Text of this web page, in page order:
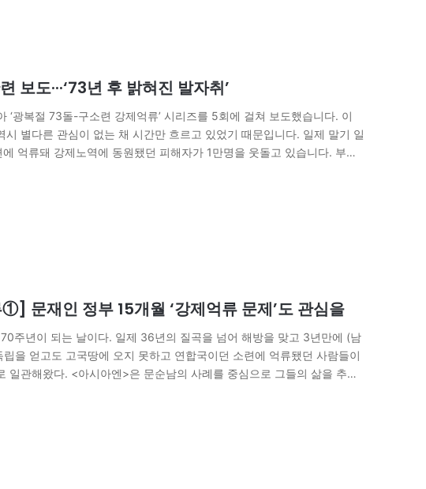
보도···‘73년 후 밝혀진 발자취’
광복절 73돌-구소련 강제억류’ 시리즈를 5회에 걸쳐 보도했습니다. 이
별다른 관심이 없는 채 시간만 흐르고 있었기 때문입니다. 일제 말기 일
억류돼 강제노역에 동원됐던 피해자가 1만명을 웃돌고 있습니다. 부친
문재인 정부 15개월 ‘강제억류 문제’도 관심을
주년이 되는 날이다. 일제 36년의 질곡을 넘어 해방을 맞고 3년만에 (남
을 얻고도 고국땅에 오지 못하고 연합국이던 소련에 억류됐던 사람들이
일관해왔다. <아시아엔>은 문순남의 사례를 중심으로 그들의 삶을 추적